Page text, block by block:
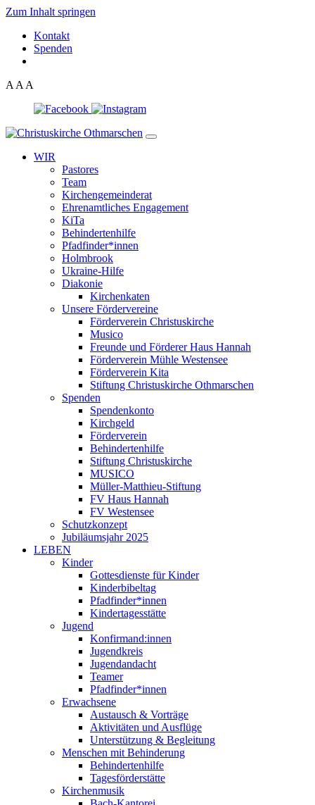
Zum Inhalt springen
Kontakt
Spenden
A A A
WIR
Pastores
Team
Kirchen­gemeinderat
Ehrenamtliches Engagement
KiTa
Behindertenhilfe
Pfadfinder*innen
Holmbrook
Ukraine-Hilfe
Diakonie
Kirchenkaten
Unsere Fördervereine
Förderverein Christuskirche
Musico
Freunde und Förderer Haus Hannah
Förderverein Mühle Westensee
Förderverein Kita
Stiftung Christuskirche Othmarschen
Spenden
Spendenkonto
Kirchgeld
Förderverein
Behindertenhilfe
Stiftung Christuskirche
MUSICO
Müller-Matthieu-Stiftung
FV Haus Hannah
FV Westensee
Schutzkonzept
Jubiläumsjahr 2025
LEBEN
Kinder
Gottesdienste für Kinder
Kinderbibeltag
Pfadfinder*innen
Kindertagesstätte
Jugend
Konfirmand:innen
Jugendkreis
Jugendandacht
Teamer
Pfadfinder*innen
Erwachsene
Austausch & Vorträge
Aktivitäten und Ausflüge
Unterstützung & Begleitung
Menschen mit Behinderung
Behindertenhilfe
Tagesförderstätte
Kirchenmusik